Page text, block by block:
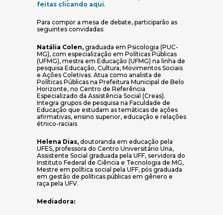
feitas clicando aqui(abre em nova janela)
.
Para compor a mesa de debate, participarão as
seguintes convidadas:
Natália Colen, graduada em Psicologia (PUC-
MG), com especialização em Políticas Públicas
(UFMG), mestra em Educação (UFMG) na linha de
pesquisa Educação, Cultura, Movimentos Sociais
e Ações Coletivas. Atua como analista de
Políticas Públicas na Prefeitura Municipal de Belo
Horizonte, no Centro de Referência
Especializado da Assistência Social (Creas).
Integra grupos de pesquisa na Faculdade de
Educação que estudam as temáticas de ações
afirmativas, ensino superior, educação e relações
étnico-raciais
Helena Dias, doutoranda em educação pela
UFES, professora do Centro Universitário Una,
Assistente Social graduada pela UFF, servidora do
Instituto Federal de Ciência e Tecnologia de MG,
Mestre em política social pela UFF, pós graduada
em gestão de políticas públicas em gênero e
raça pela UFV.
Mediadora: